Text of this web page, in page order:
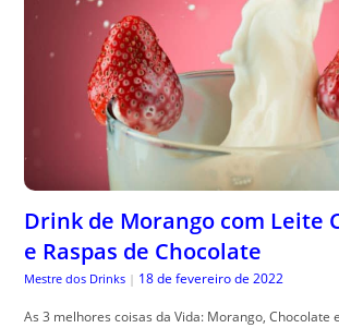
Drink de Morango com Leite
e Raspas de Chocolate
Mestre dos Drinks | 18 de fevereiro de 2022
As 3 melhores coisas da Vida: Morango, Chocolate